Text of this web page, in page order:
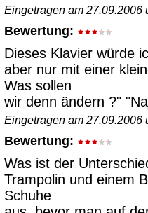
Eingetragen am 27.09.2006
Bewertung:
Dieses Klavier würde
aber nur mit einer
Was sollen
wir denn ändern ?"
Eingetragen am 27.09.2006
Bewertung:
Was ist der
Trampolin und einem
Schuhe